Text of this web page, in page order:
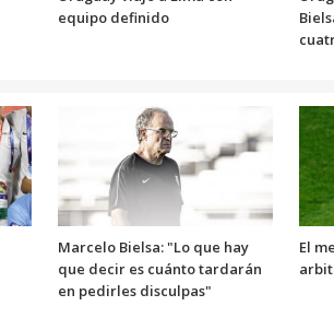
equipo definido
Marcelo Bielsa: "Lo que hay
que decir es cuánto tardarán
en pedirles disculpas"
El